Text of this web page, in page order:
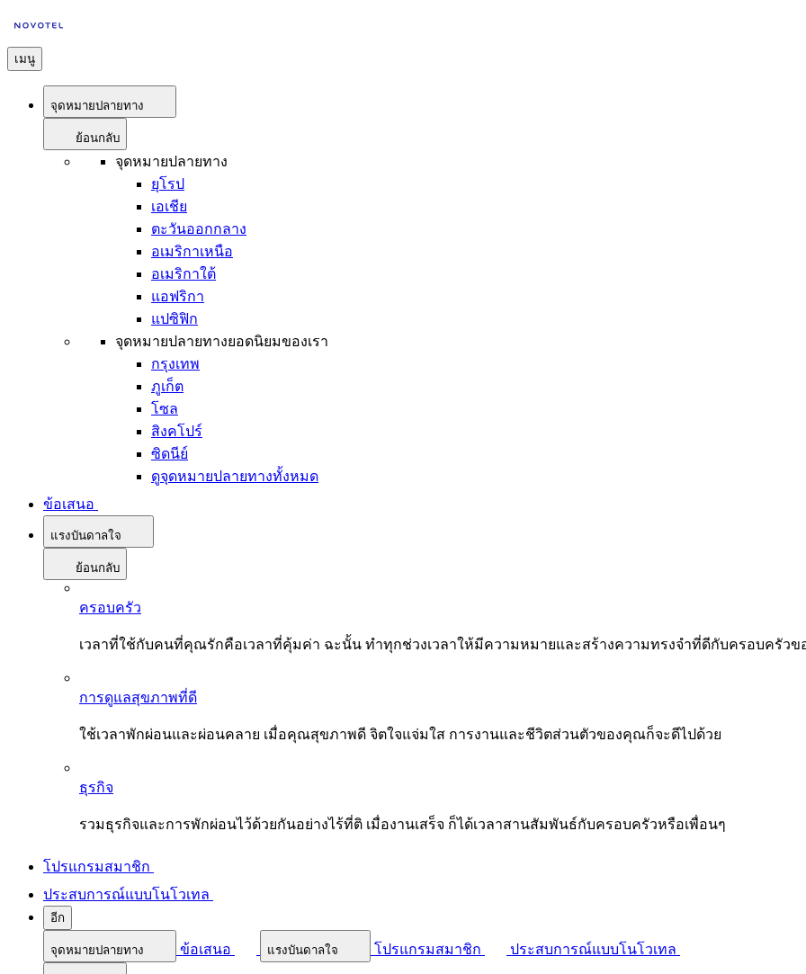
เมนู
จุดหมายปลายทาง
ย้อนกลับ
จุดหมายปลายทาง
ยุโรป
เอเชีย
ตะวันออกกลาง
อเมริกาเหนือ
อเมริกาใต้
แอฟริกา
แปซิฟิก
จุดหมายปลายทางยอดนิยมของเรา
กรุงเทพ
ภูเก็ต
โซล
สิงคโปร์
ซิดนีย์
ดูจุดหมายปลายทางทั้งหมด
ข้อเสนอ
แรงบันดาลใจ
ย้อนกลับ
ครอบครัว
เวลาที่ใช้กับคนที่คุณรักคือเวลาที่คุ้มค่า ฉะนั้น ทำทุกช่วงเวลาให้มีความหมายและสร้างความทรงจำที่ดีกับครอบครัว
การดูแลสุขภาพที่ดี
ใช้เวลาพักผ่อนและผ่อนคลาย เมื่อคุณสุขภาพดี จิตใจแจ่มใส การงานและชีวิตส่วนตัวของคุณก็จะดีไปด้วย
ธุรกิจ
รวมธุรกิจและการพักผ่อนไว้ด้วยกันอย่างไร้ที่ติ เมื่องานเสร็จ ก็ได้เวลาสานสัมพันธ์กับครอบครัวหรือเพื่อนๆ
โปรแกรมสมาชิก
ประสบการณ์แบบโนโวเทล
อีก
จุดหมายปลายทาง ข้อเสนอ แรงบันดาลใจ โปรแกรมสมาชิก ประสบการณ์แบบโนโวเทล